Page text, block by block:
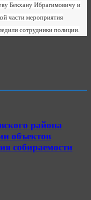
Бекхану Ибрагимовичу и
части мероприятия
сотрудники полиции.
района
объектов
собираемости